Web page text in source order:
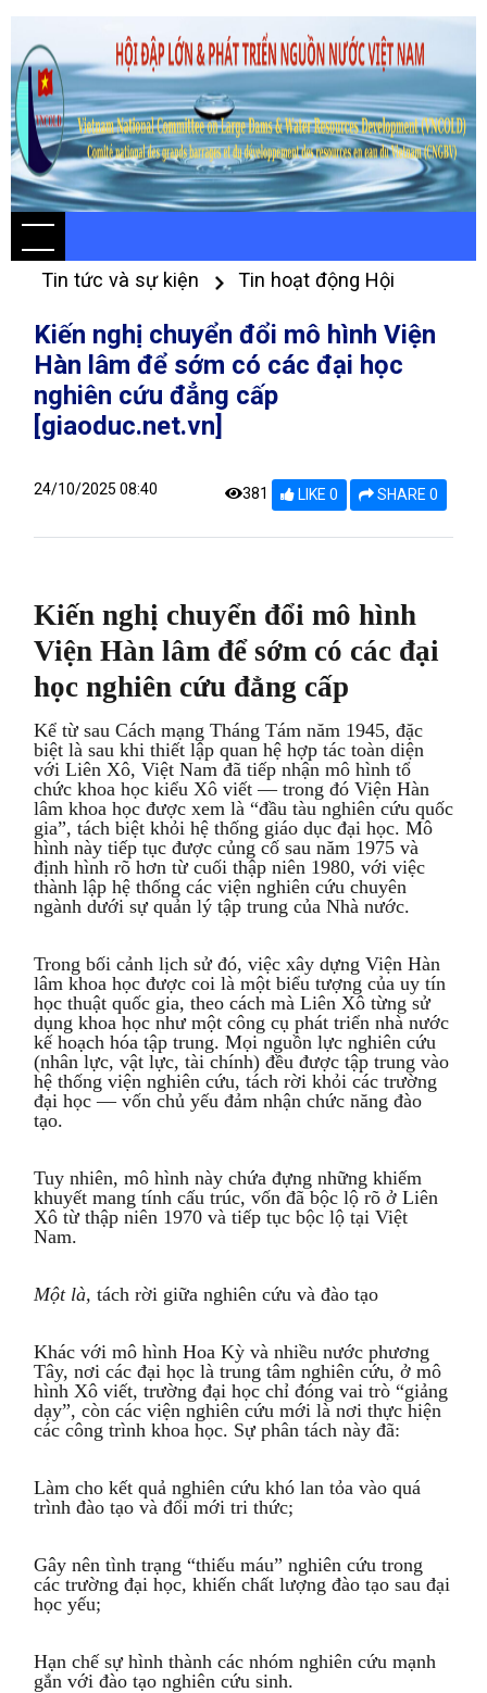
Tin tức và sự kiện Tin hoạt động Hội
Kiến nghị chuyển đổi mô hình Viện
Hàn lâm để sớm có các đại học
nghiên cứu đẳng cấp
[giaoduc.net.vn]
24/10/2025 08:40 381 LIKE 0 SHARE 0
Kiến nghị chuyển đổi mô hình
Viện Hàn lâm để sớm có các đại
học nghiên cứu đẳng cấp
Kể từ sau Cách mạng Tháng Tám năm 1945, đặc
biệt là sau khi thiết lập quan hệ hợp tác toàn diện
với Liên Xô, Việt Nam đã tiếp nhận mô hình tổ
chức khoa học kiểu Xô viết — trong đó Viện Hàn
lâm khoa học được xem là “đầu tàu nghiên cứu quốc
gia”, tách biệt khỏi hệ thống giáo dục đại học. Mô
hình này tiếp tục được củng cố sau năm 1975 và
định hình rõ hơn từ cuối thập niên 1980, với việc
thành lập hệ thống các viện nghiên cứu chuyên
ngành dưới sự quản lý tập trung của Nhà nước.
Trong bối cảnh lịch sử đó, việc xây dựng Viện Hàn
lâm khoa học được coi là một biểu tượng của uy tín
học thuật quốc gia, theo cách mà Liên Xô từng sử
dụng khoa học như một công cụ phát triển nhà nước
kế hoạch hóa tập trung. Mọi nguồn lực nghiên cứu
(nhân lực, vật lực, tài chính) đều được tập trung vào
hệ thống viện nghiên cứu, tách rời khỏi các trường
đại học — vốn chủ yếu đảm nhận chức năng đào
tạo.
Tuy nhiên, mô hình này chứa đựng những khiếm
khuyết mang tính cấu trúc, vốn đã bộc lộ rõ ở Liên
Xô từ thập niên 1970 và tiếp tục bộc lộ tại Việt
Nam.
Một là, tách rời giữa nghiên cứu và đào tạo
Khác với mô hình Hoa Kỳ và nhiều nước phương
Tây, nơi các đại học là trung tâm nghiên cứu, ở mô
hình Xô viết, trường đại học chỉ đóng vai trò “giảng
dạy”, còn các viện nghiên cứu mới là nơi thực hiện
các công trình khoa học. Sự phân tách này đã:
Làm cho kết quả nghiên cứu khó lan tỏa vào quá
trình đào tạo và đổi mới tri thức;
Gây nên tình trạng “thiếu máu” nghiên cứu trong
các trường đại học, khiến chất lượng đào tạo sau đại
học yếu;
Hạn chế sự hình thành các nhóm nghiên cứu mạnh
gắn với đào tạo nghiên cứu sinh.